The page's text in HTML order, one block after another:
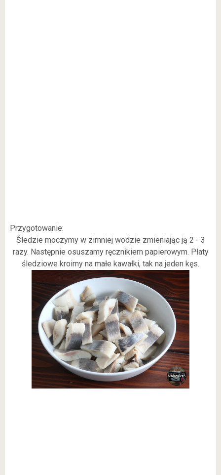
Przygotowanie:
Śledzie moczymy w zimniej wodzie zmieniając ją 2 - 3
razy. Następnie osuszamy ręcznikiem papierowym. Płaty
śledziowe kroimy na małe kawałki, tak na jeden kęs.